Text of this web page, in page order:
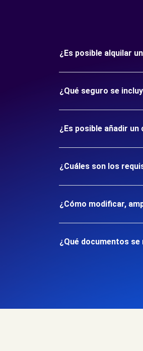
¿Es posible alquilar
¿Qué seguro se
¿Es posible añadir
¿Cuáles son los
¿Cómo modificar,
¿Qué documentos se